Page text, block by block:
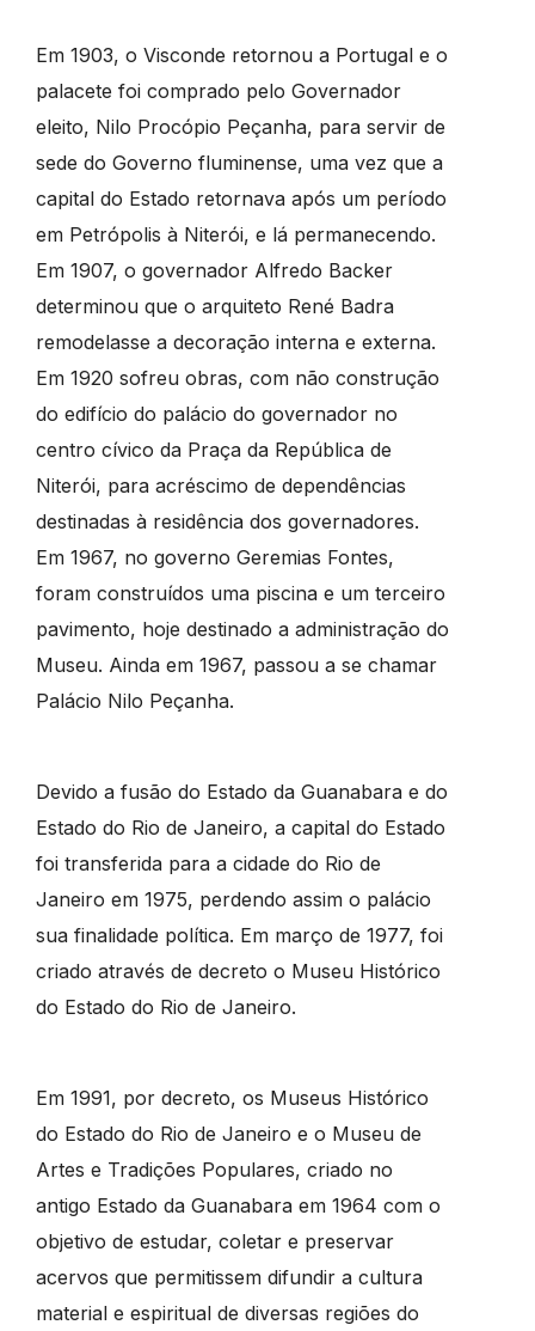
Em 1903, o Visconde retornou a Portugal e o
palacete foi comprado pelo Governador
eleito, Nilo Procópio Peçanha, para servir de
sede do Governo fluminense, uma vez que a
capital do Estado retornava após um período
em Petrópolis à Niterói, e lá permanecendo.
Em 1907, o governador Alfredo Backer
determinou que o arquiteto René Badra
remodelasse a decoração interna e externa.
Em 1920 sofreu obras, com não construção
do edifício do palácio do governador no
centro cívico da Praça da República de
Niterói, para acréscimo de dependências
destinadas à residência dos governadores.
Em 1967, no governo Geremias Fontes,
foram construídos uma piscina e um terceiro
pavimento, hoje destinado a administração do
Museu. Ainda em 1967, passou a se chamar
Palácio Nilo Peçanha.
Devido a fusão do Estado da Guanabara e do
Estado do Rio de Janeiro, a capital do Estado
foi transferida para a cidade do Rio de
Janeiro em 1975, perdendo assim o palácio
sua finalidade política. Em março de 1977, foi
criado através de decreto o Museu Histórico
do Estado do Rio de Janeiro.
Em 1991, por decreto, os Museus Histórico
do Estado do Rio de Janeiro e o Museu de
Artes e Tradições Populares, criado no
antigo Estado da Guanabara em 1964 com o
objetivo de estudar, coletar e preservar
acervos que permitissem difundir a cultura
material e espiritual de diversas regiões do